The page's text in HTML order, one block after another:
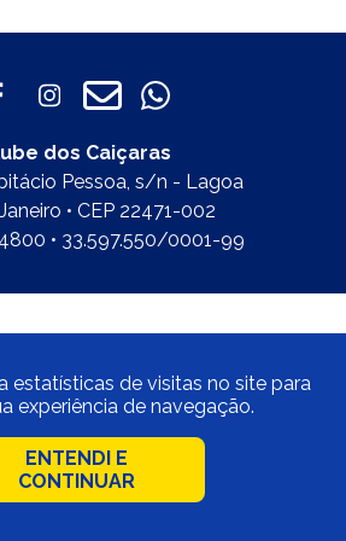
dos Caiçaras
Pessoa, s/n - Lagoa
• CEP 22471-002
• 33.597.550/0001-99
estatísticas de visitas no site para
experiência de navegação.
ENTENDI E
CONTINUAR